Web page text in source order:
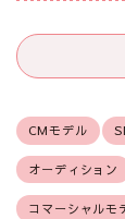
CMモデル
オーディション
コマーシャルモ